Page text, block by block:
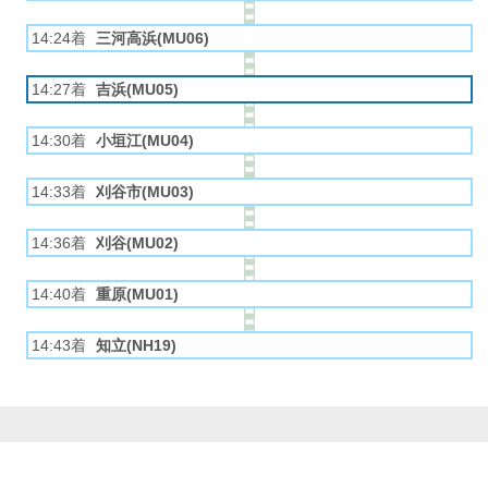
14:24着 三河高浜(MU06)
14:27着 吉浜(MU05)
14:30着 小垣江(MU04)
14:33着 刈谷市(MU03)
14:36着 刈谷(MU02)
14:40着 重原(MU01)
14:43着 知立(NH19)